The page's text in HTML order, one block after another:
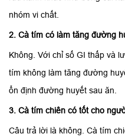
nhóm vi chất.
2. Cà tím có làm tăng đường
Không. Với chỉ số GI thấp và
tím không làm tăng đường
ổn định đường huyết sau ăn.
3. Cà tím chiên có tốt cho
Câu trả lời là không. Cà tím